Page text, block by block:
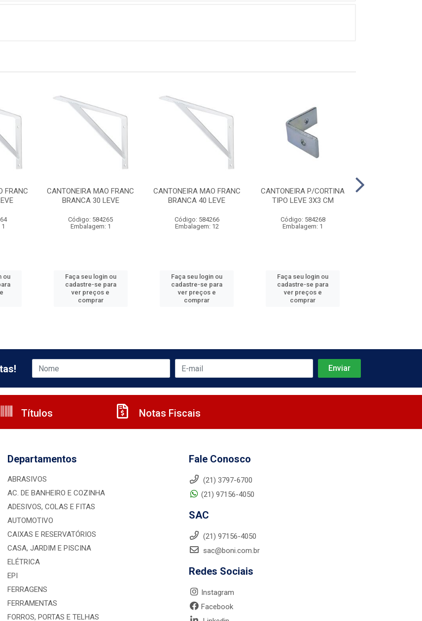
FRANC
ou
CANTONEIRA MAO FRANC
BRANCA 30 LEVE
Código: 584265
Embalagem: 1
Faça seu login ou
cadastre-se para
ver preços e
comprar
CANTONEIRA MAO FRANC
BRANCA 40 LEVE
Código: 584266
Embalagem: 12
Faça seu login ou
cadastre-se para
ver preços e
comprar
CANTONEIRA P/CORTINA
TIPO LEVE 3X3 CM
Código: 584268
Embalagem: 1
Faça seu login ou
cadastre-se para
ver preços e
comprar
Títulos Notas Fiscais
Departamentos
ABRASIVOS
AC. DE BANHEIRO E COZINHA
ADESIVOS, COLAS E FITAS
AUTOMOTIVO
CAIXAS E RESERVATÓRIOS
CASA, JARDIM E PISCINA
ELÉTRICA
EPI
FERRAGENS
FERRAMENTAS
FORROS, PORTAS E TELHAS
Fale Conosco
(21) 3797-6700
(21) 97156-4050
SAC
(21) 97156-4050
sac@boni.com.br
Redes Sociais
Instagram
Facebook